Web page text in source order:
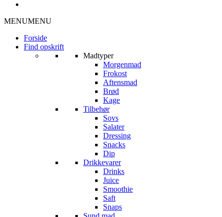
MENUMENU
Forside
Find opskrift
Madtyper
Morgenmad
Frokost
Aftensmad
Brød
Kage
Tilbehør
Sovs
Salater
Dressing
Snacks
Dip
Drikkevarer
Drinks
Juice
Smoothie
Saft
Snaps